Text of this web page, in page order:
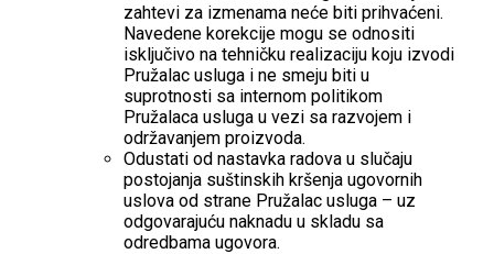
zahtevi za izmenama neće biti prihvaćeni.
Navedene korekcije mogu se odnositi
isključivo na tehničku realizaciju koju izvodi
Pružalac usluga i ne smeju biti u
suprotnosti sa internom politikom
Pružalaca usluga u vezi sa razvojem i
održavanjem proizvoda.
Odustati od nastavka radova u slučaju
postojanja suštinskih kršenja ugovornih
uslova od strane Pružalac usluga – uz
odgovarajuću naknadu u skladu sa
odredbama ugovora.